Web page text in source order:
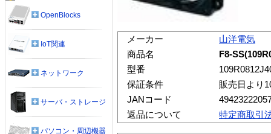
メーカー
山洋電気
商品名
F8-
型番
保証条件
販売日より
JANコード
返品について
特定商取引
OpenBlocks
IoT関連
ネットワーク
サーバ・ストレージ
パソコン・周辺機器